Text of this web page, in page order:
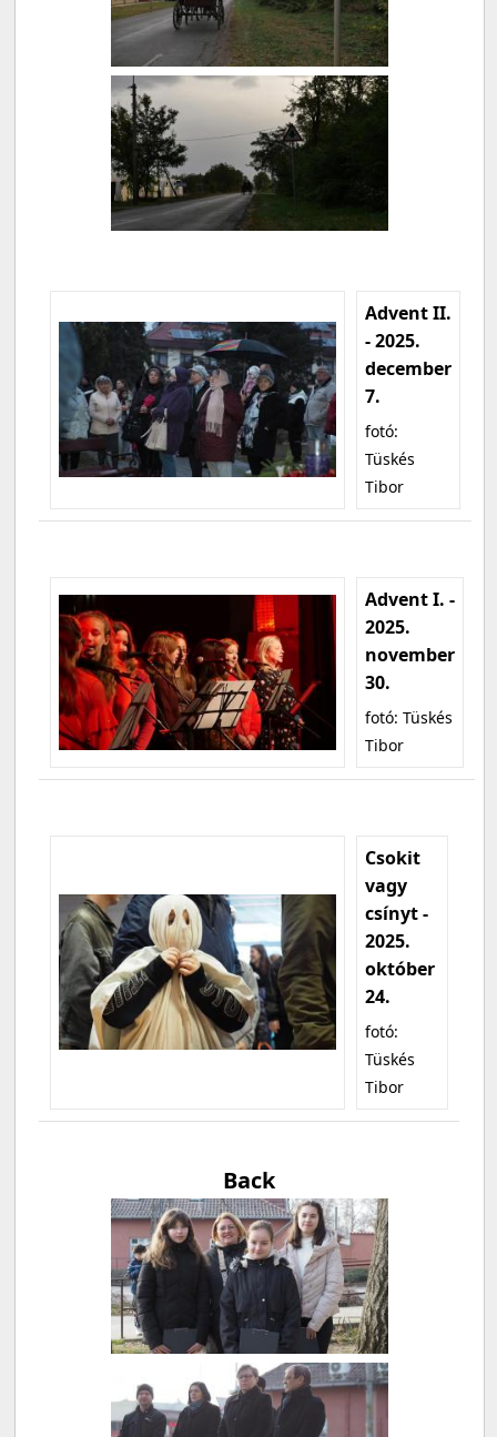
Advent II.
- 2025.
december
7.
fotó:
Tüskés
Tibor
Advent I. -
2025.
november
30.
fotó: Tüskés
Tibor
Csokit
vagy
csínyt -
2025.
október
24.
fotó:
Tüskés
Tibor
Back